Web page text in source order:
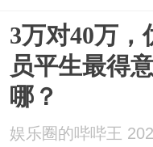
3万对40万
员平生最得
哪？
娱乐圈的哔哔王